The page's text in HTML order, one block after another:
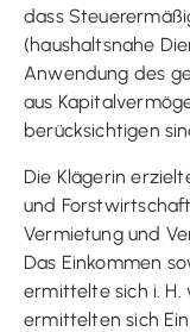
dass
(haushaltsnahe
Anwendung des
aus
berücksichtigen
Die Klägerin
und
Vermietung und
Das Einkommen
ermittelte sich i. H.
ermittelten sich